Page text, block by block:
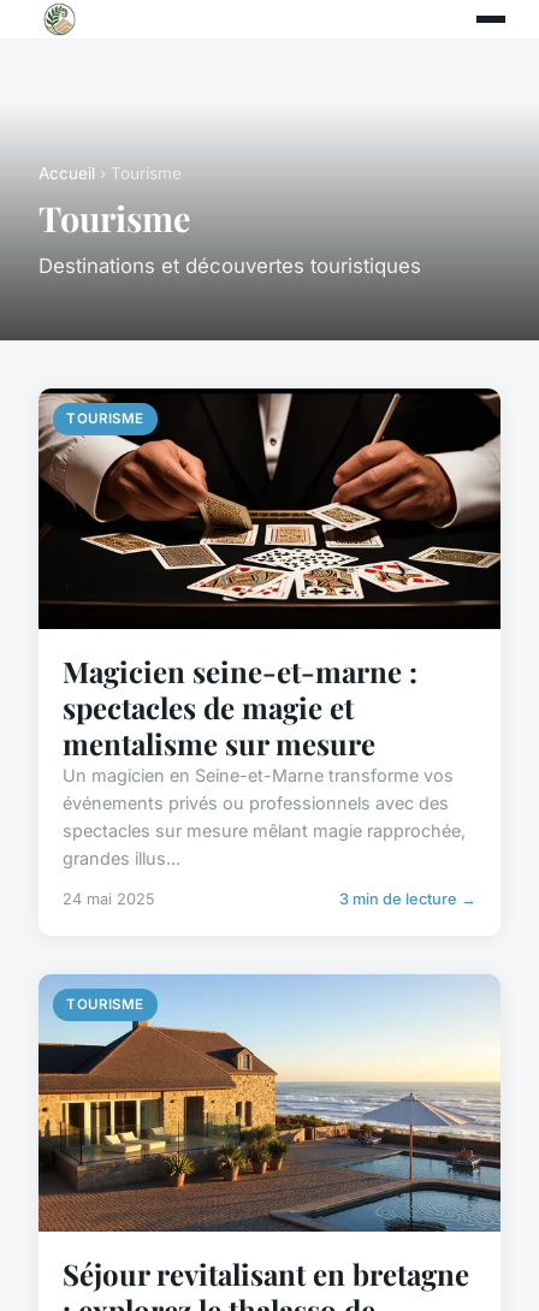
Accueil › Tourisme
Tourisme
Destinations et découvertes touristiques
TOURISME
Magicien seine-et-marne :
spectacles de magie et
mentalisme sur mesure
Un magicien en Seine-et-Marne transforme vos
événements privés ou professionnels avec des
spectacles sur mesure mêlant magie rapprochée,
grandes illus...
24 mai 2025 3 min de lecture →
TOURISME
Séjour revitalisant en bretagne